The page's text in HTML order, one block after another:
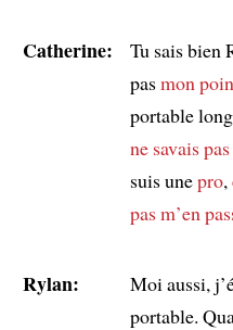
Catherine:
Tu sais bien
pasmon
portable
ne savais pas
suis unepro,
pas m’en
Rylan: Moi aussi,
portable.